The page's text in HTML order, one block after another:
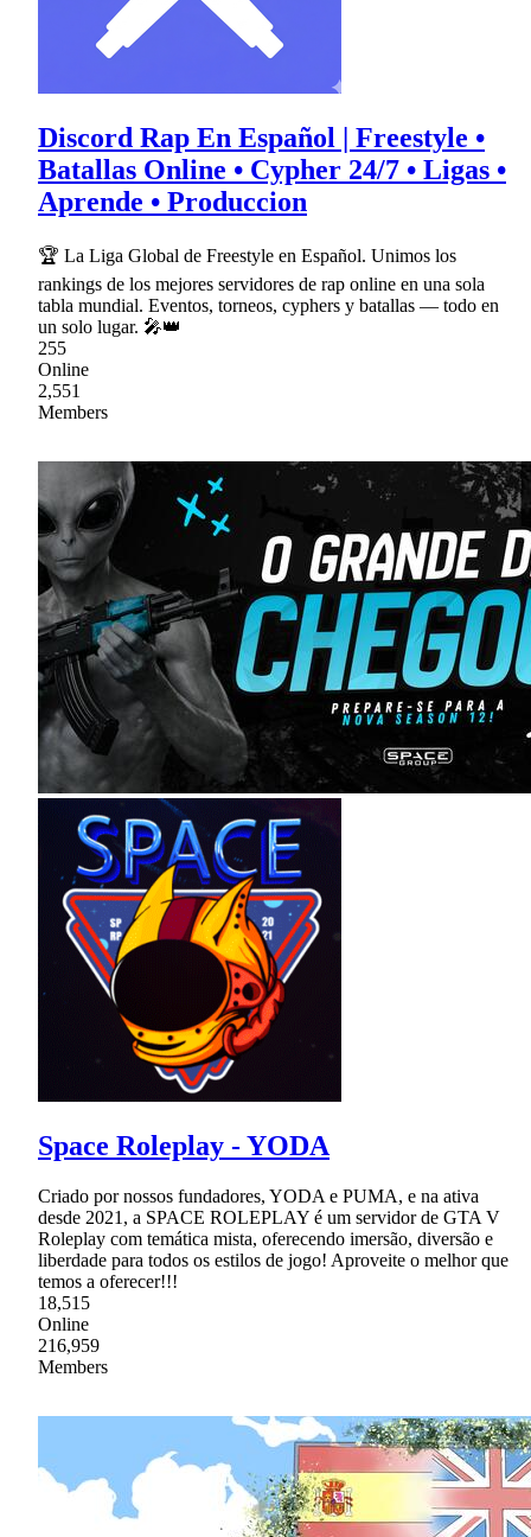
Discord Rap En Español | Freestyle •
Batallas Online • Cypher 24/7 • Ligas •
Aprende • Produccion
🏆 La Liga Global de Freestyle en Español. Unimos los
rankings de los mejores servidores de rap online en una sola
tabla mundial. Eventos, torneos, cyphers y batallas — todo en
un solo lugar. 🎤👑
255
Online
2,551
Members
Space Roleplay - YODA
Criado por nossos fundadores, YODA e PUMA, e na ativa
desde 2021, a SPACE ROLEPLAY é um servidor de GTA V
Roleplay com temática mista, oferecendo imersão, diversão e
liberdade para todos os estilos de jogo! Aproveite o melhor que
temos a oferecer!!!
18,515
Online
216,959
Members